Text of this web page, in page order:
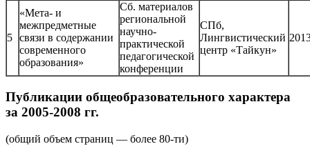
5
«Мета- и
межпредметные
связи в содержании
современного
образования»
Сб. материалов
региональной
научно-
практической
педагогической
конференции
СПб,
Лингвистический
центр «Тайкун»
Публикации общеобразовательного характера
за 2005-2008 гг.
(общий объем страниц — более 80-ти)